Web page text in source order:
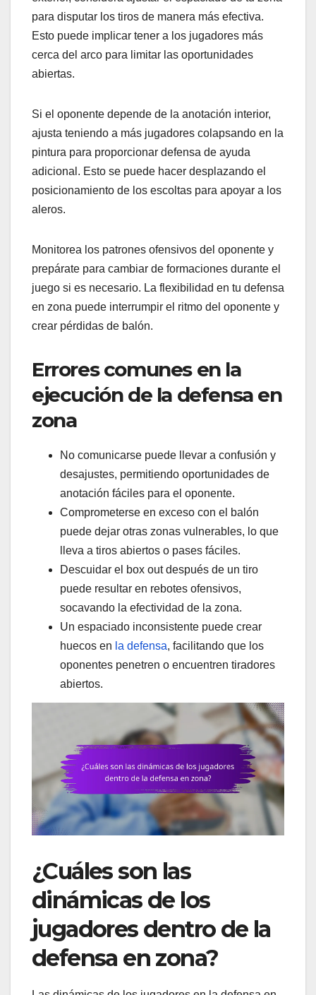
para disputar los tiros de manera más efectiva.
Esto puede implicar tener a los jugadores más
cerca del arco para limitar las oportunidades
abiertas.
Si el oponente depende de la anotación interior,
ajusta teniendo a más jugadores colapsando en la
pintura para proporcionar defensa de ayuda
adicional. Esto se puede hacer desplazando el
posicionamiento de los escoltas para apoyar a los
aleros.
Monitorea los patrones ofensivos del oponente y
prepárate para cambiar de formaciones durante el
juego si es necesario. La flexibilidad en tu defensa
en zona puede interrumpir el ritmo del oponente y
crear pérdidas de balón.
Errores comunes en la
ejecución de la defensa en
zona
No comunicarse puede llevar a confusión y
desajustes, permitiendo oportunidades de
anotación fáciles para el oponente.
Comprometerse en exceso con el balón
puede dejar otras zonas vulnerables, lo que
lleva a tiros abiertos o pases fáciles.
Descuidar el box out después de un tiro
puede resultar en rebotes ofensivos,
socavando la efectividad de la zona.
Un espaciado inconsistente puede crear
huecos en la defensa, facilitando que los
oponentes penetren o encuentren tiradores
abiertos.
¿Cuáles son las
dinámicas de los
jugadores dentro de la
defensa en zona?